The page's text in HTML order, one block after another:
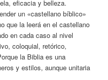
eficacia y belleza.
un «castellano bíblico»
que la leerá en el castellano
en cada caso al nivel
coloquial, retórico,
la Biblia es una
y estilos, aunque unitaria